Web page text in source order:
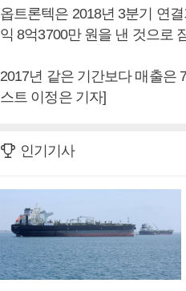
옵트론텍은 2018년 3분기 연
익 8억3700만 원을 낸 것으로
2017년 같은 기간보다 매출은
스트 이정은 기자]
인기기사